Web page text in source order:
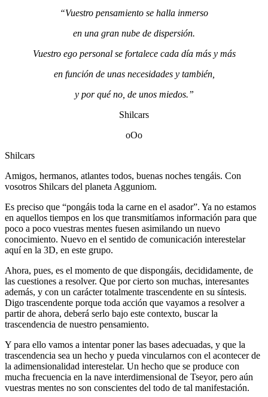
“Vuestro pensamiento se halla inmerso
en una gran nube de dispersión.
Vuestro ego personal se fortalece cada día más y más
en función de unas necesidades y también,
y por qué no, de unos miedos.”
Shilcars
oOo
Shilcars
Amigos, hermanos, atlantes todos, buenas noches tengáis. Con
vosotros Shilcars del planeta Agguniom.
Es preciso que “pongáis toda la carne en el asador”. Ya no estamos
en aquellos tiempos en los que transmitíamos información para que
poco a poco vuestras mentes fuesen asimilando un nuevo
conocimiento. Nuevo en el sentido de comunicación interestelar
aquí en la 3D, en este grupo.
Ahora, pues, es el momento de que dispongáis, decididamente, de
las cuestiones a resolver. Que por cierto son muchas, interesantes
además, y con un carácter totalmente trascendente en su síntesis.
Digo trascendente porque toda acción que vayamos a resolver a
partir de ahora, deberá serlo bajo este contexto, buscar la
trascendencia de nuestro pensamiento.
Y para ello vamos a intentar poner las bases adecuadas, y que la
trascendencia sea un hecho y pueda vincularnos con el acontecer de
la adimensionalidad interestelar. Un hecho que se produce con
mucha frecuencia en la nave interdimensional de Tseyor, pero aún
vuestras mentes no son conscientes del todo de tal manifestación.